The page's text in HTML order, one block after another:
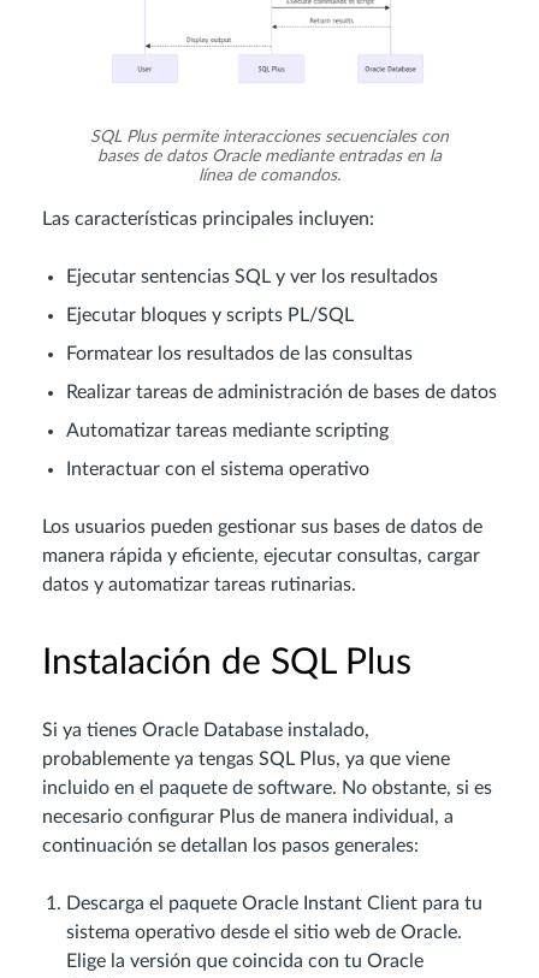
SQL Plus permite interacciones secuenciales con
bases de datos Oracle mediante entradas en la
línea de comandos.
Las características principales incluyen:
Ejecutar sentencias SQL y ver los resultados
Ejecutar bloques y scripts PL/SQL
Formatear los resultados de las consultas
Realizar tareas de administración de bases de datos
Automatizar tareas mediante scripting
Interactuar con el sistema operativo
Los usuarios pueden gestionar sus bases de datos de
manera rápida y eficiente, ejecutar consultas, cargar
datos y automatizar tareas rutinarias.
Instalación de SQL Plus
Si ya tienes Oracle Database instalado,
probablemente ya tengas SQL Plus, ya que viene
incluido en el paquete de software. No obstante, si es
necesario configurar Plus de manera individual, a
continuación se detallan los pasos generales:
Descarga el paquete Oracle Instant Client para tu
sistema operativo desde el sitio web de Oracle.
Elige la versión que coincida con tu Oracle